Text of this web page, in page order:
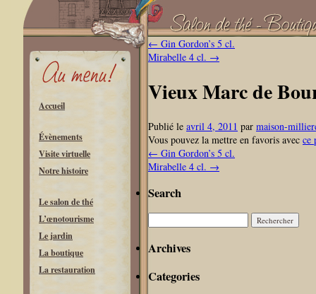
Accueil
Évènements
Visite virtuelle
Notre histoire
Le salon de thé
L’œnotourisme
Le jardin
La boutique
La restauration
← Gin Gordon’s 5 cl.
Mirabelle 4 cl. →
Vieux Marc de
Publié le avril 4, 2011 par maison-
Vous pouvez la mettre en favoris avec ce
← Gin Gordon’s 5 cl.
Mirabelle 4 cl. →
Search
Archives
Categories